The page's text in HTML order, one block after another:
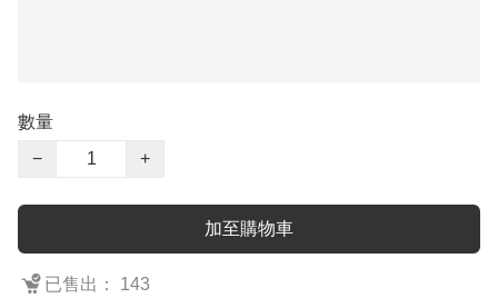
數量
−
+
加至購物車
已售出： 143